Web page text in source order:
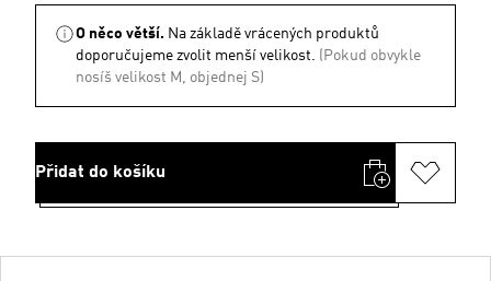
O něco větší. Na základě vrácených produktů
doporučujeme zvolit menší velikost. (Pokud obvykle
nosíš velikost M, objednej S)
Přidat do košíku